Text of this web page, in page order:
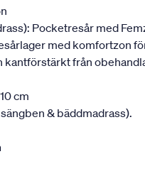
Pocketresår med
med komfortzon
kantförstärkt från
cm
& bäddmadrass).